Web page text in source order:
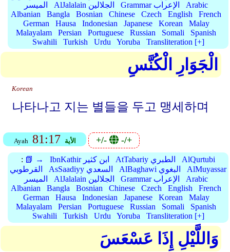
الميسر
AlJalalain الجلالين Grammar الإعراب
Arabic
Albanian
Bangla Bosnian Chinese Czech English
French
German
Hausa Indonesian Japanese Korean
Malay
Malayalam
Persian Portuguese Russian Somali
Spanish
Swahili
Turkish Urdu Yoruba Transliteration [+]
الْجَوَارِ الْكُنَّسِ
Korean
나타나고 지는 별들을 두고 맹세하며
Ayah 81:17 الأية +/- -/+
: 📗 → IbnKathir ابن كثير AtTabariy الطبري
AlQurtubi
القرطوبي
AsSaadiyy السعدي AlBaghawi البغوي
AlMuyassar
الميسر
AlJalalain الجلالين Grammar الإعراب
Arabic
Albanian
Bangla Bosnian Chinese Czech English
French
German
Hausa Indonesian Japanese Korean
Malay
Malayalam
Persian Portuguese Russian Somali
Spanish
Swahili
Turkish Urdu Yoruba Transliteration [+]
وَاللَّيْلِ إِذَا عَسْعَسَ